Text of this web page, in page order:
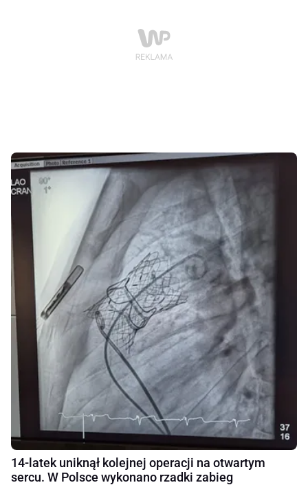
14-latek uniknął kolejnej operacji na otwartym
sercu. W Polsce wykonano rzadki zabieg